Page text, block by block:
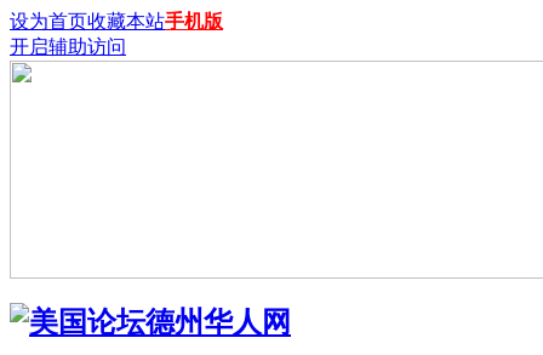
设为首页收藏本站手机版
开启辅助访问